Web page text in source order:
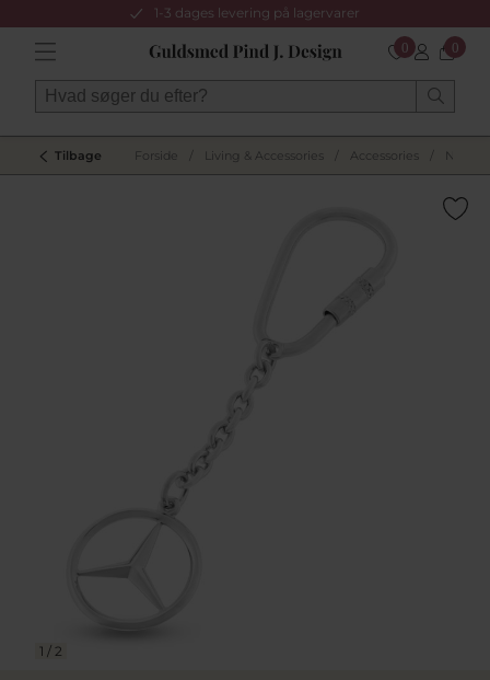
1-3 dages levering på lagervarer
0 0
Tilbage Forside Living & Accessories Accessories
1 / 2